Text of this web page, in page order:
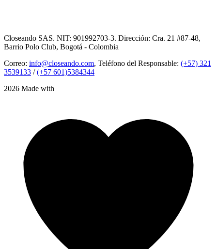
Closeando SAS. NIT: 901992703-3. Dirección: Cra. 21 #87-48,
Barrio Polo Club, Bogotá - Colombia
Correo: info@closeando.com, Teléfono del Responsable: (+57) 321
3539133 /(+57 601)5384344
2026 Made with